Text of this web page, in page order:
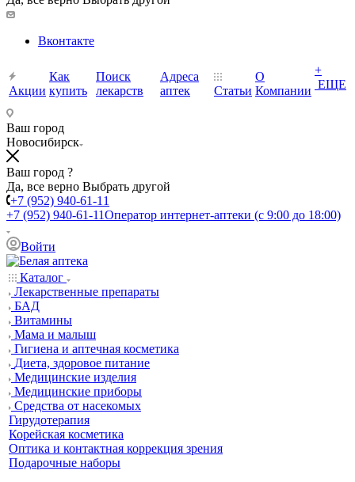
Вконтакте
Акции
Как
купить
Поиск
лекарств
Адреса
аптек
Статьи
О
Компании
+
ЕЩЕ
Ваш город
Новосибирск
Ваш город ?
Да, все верно Выбрать другой
+7 (952) 940-61-11
+7 (952) 940-61-11Оператор интернет-аптеки (с 9:00 до 18:00)
Войти
Каталог
Лекарственные препараты
БАД
Витамины
Мама и малыш
Гигиена и аптечная косметика
Диета, здоровое питание
Медицинские изделия
Медицинские приборы
Средства от насекомых
Гирудотерапия
Корейская косметика
Оптика и контактная коррекция зрения
Подарочные наборы